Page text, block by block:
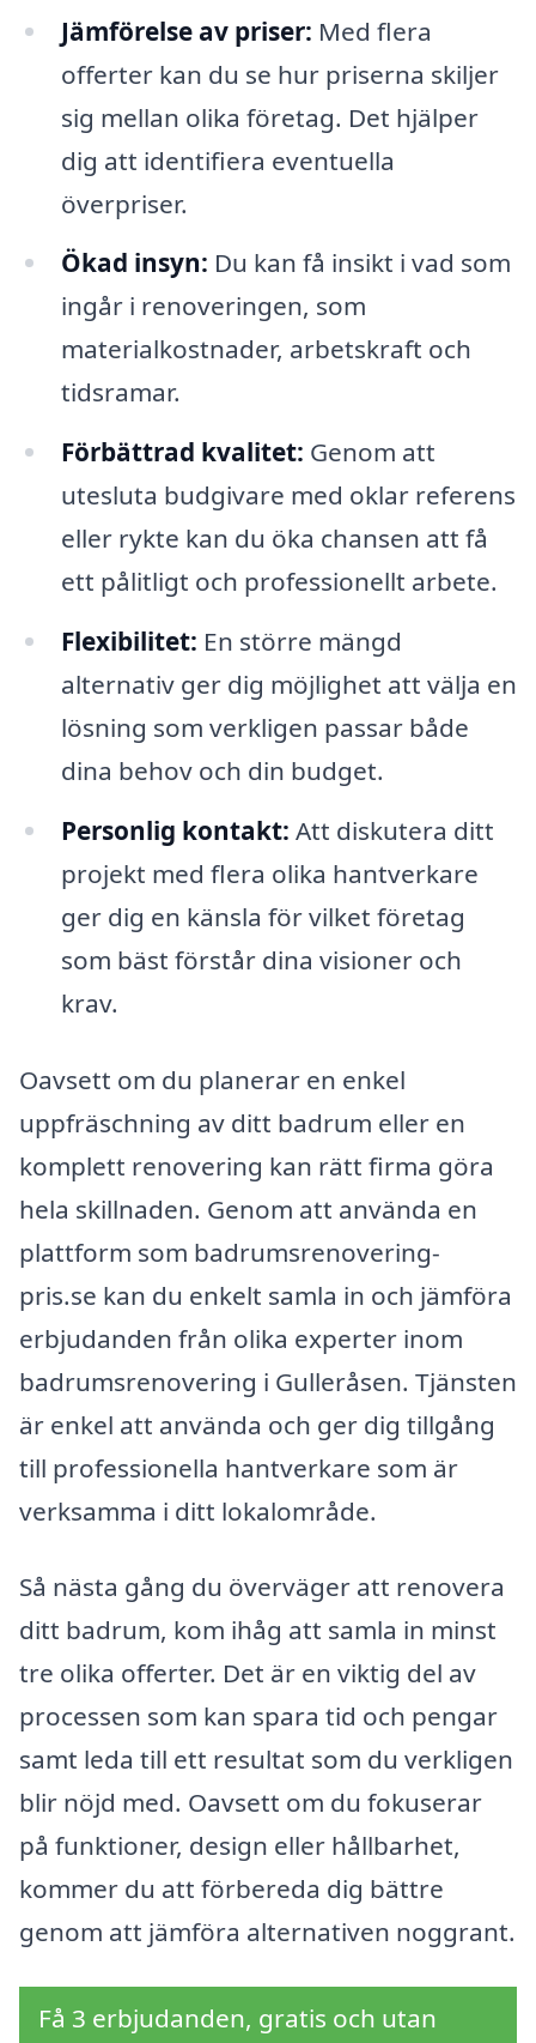
Jämförelse av priser: Med flera
offerter kan du se hur priserna skiljer
sig mellan olika företag. Det hjälper
dig att identifiera eventuella
överpriser.
Ökad insyn: Du kan få insikt i vad som
ingår i renoveringen, som
materialkostnader, arbetskraft och
tidsramar.
Förbättrad kvalitet: Genom att
utesluta budgivare med oklar referens
eller rykte kan du öka chansen att få
ett pålitligt och professionellt arbete.
Flexibilitet: En större mängd
alternativ ger dig möjlighet att välja en
lösning som verkligen passar både
dina behov och din budget.
Personlig kontakt: Att diskutera ditt
projekt med flera olika hantverkare
ger dig en känsla för vilket företag
som bäst förstår dina visioner och
krav.
Oavsett om du planerar en enkel
uppfräschning av ditt badrum eller en
komplett renovering kan rätt firma göra
hela skillnaden. Genom att använda en
plattform som badrumsrenovering-
pris.se kan du enkelt samla in och jämföra
erbjudanden från olika experter inom
badrumsrenovering i Gulleråsen. Tjänsten
är enkel att använda och ger dig tillgång
till professionella hantverkare som är
verksamma i ditt lokalområde.
Så nästa gång du överväger att renovera
ditt badrum, kom ihåg att samla in minst
tre olika offerter. Det är en viktig del av
processen som kan spara tid och pengar
samt leda till ett resultat som du verkligen
blir nöjd med. Oavsett om du fokuserar
på funktioner, design eller hållbarhet,
kommer du att förbereda dig bättre
genom att jämföra alternativen noggrant.
Få 3 erbjudanden, gratis och utan